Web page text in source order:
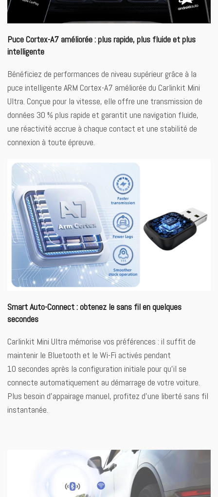
Puce Cortex-A7 améliorée : plus rapide, plus fluide et plus
intelligente
Bénéficiez de performances de niveau supérieur grâce à la
puce intelligente ARM Cortex-A7 améliorée du Carlinkit Mini
Ultra. Conçue pour la vitesse, elle offre une transmission de
données 30 % plus rapide et garantit une navigation fluide,
une réactivité accrue à chaque contact et une stabilité de
connexion à toute épreuve.
Smart Auto-Connect : obtenez le sans fil en quelques
secondes
Carlinkit Mini Ultra mémorise vos préférences : il suffit de
maintenir le Bluetooth et le Wi-Fi activés pendant
10 secondes après la configuration initiale pour qu’il se
connecte automatiquement au démarrage de votre voiture.
Plus besoin d’appairage manuel, profitez d’une liberté sans fil
instantanée.